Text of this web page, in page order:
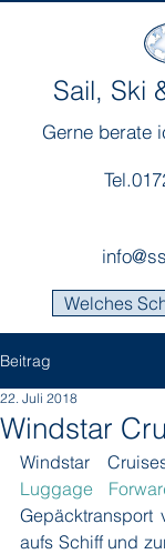
Sail, Ski
Gerne berate
Welches
Beitrag
Windstar
22. Juli 2018
Luggage
Gepäcktransport
aufs Schiff und